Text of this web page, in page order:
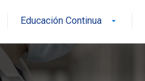
Educación Continua